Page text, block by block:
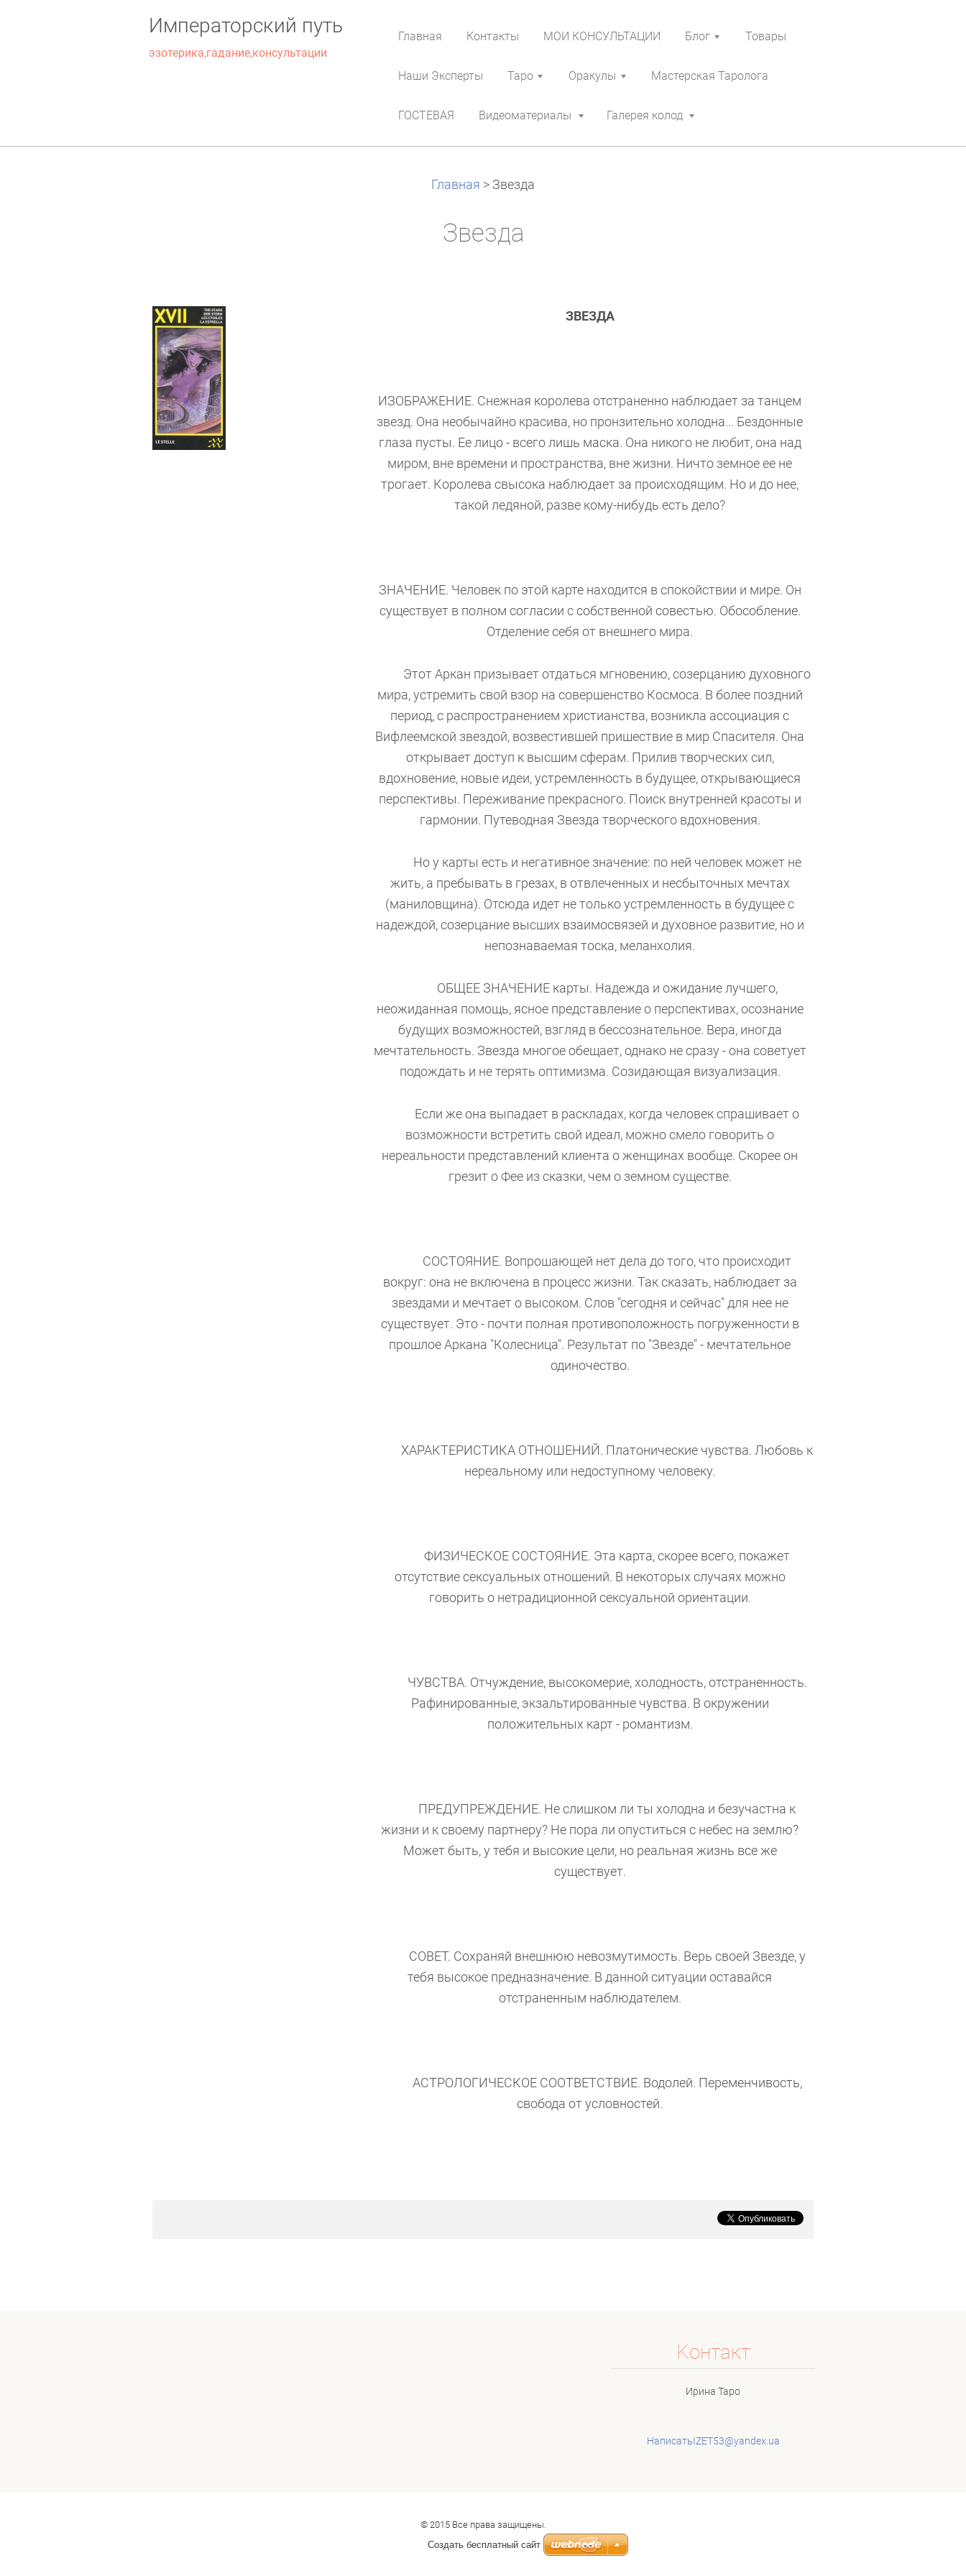
Императорский путь
эзотерика,гадание,консультации
Главная Контакты МОИ КОНСУЛЬТАЦИИ Блог Товары
Наши Эксперты Таро Оракулы Мастерская Таролога
ГОСТЕВАЯ Видеоматериалы Галерея колод
Главная > Звезда
Звезда
ЗВЕЗДА
ИЗОБРАЖЕНИЕ. Снежная королева отстраненно наблюдает за танцем
звезд. Она необычайно красива, но пронзительно холодна... Бездонные
глаза пусты. Ее лицо - всего лишь маска. Она никого не любит, она над
миром, вне времени и пространства, вне жизни. Ничто земное ее не
трогает. Королева свысока наблюдает за происходящим. Но и до нее,
такой ледяной, разве кому-нибудь есть дело?
ЗНАЧЕНИЕ. Человек по этой карте находится в спокойствии и мире. Он
существует в полном согласии с собственной совестью. Обособление.
Отделение себя от внешнего мира.
Этот Аркан призывает отдаться мгновению, созерцанию духовного
мира, устремить свой взор на совершенство Космоса. В более поздний
период, с распространением христианства, возникла ассоциация с
Вифлеемской звездой, возвестившей пришествие в мир Спасителя. Она
открывает доступ к высшим сферам. Прилив творческих сил,
вдохновение, новые идеи, устремленность в будущее, открывающиеся
перспективы. Переживание прекрасного. Поиск внутренней красоты и
гармонии. Путеводная Звезда творческого вдохновения.
Но у карты есть и негативное значение: по ней человек может не
жить, а пребывать в грезах, в отвлеченных и несбыточных мечтах
(маниловщина). Отсюда идет не только устремленность в будущее с
надеждой, созерцание высших взаимосвязей и духовное развитие, но и
непознаваемая тоска, меланхолия.
ОБЩЕЕ ЗНАЧЕНИЕ карты. Надежда и ожидание лучшего,
неожиданная помощь, ясное представление о перспективах, осознание
будущих возможностей, взгляд в бессознательное. Вера, иногда
мечтательность. Звезда многое обещает, однако не сразу - она советует
подождать и не терять оптимизма. Созидающая визуализация.
Если же она выпадает в раскладах, когда человек спрашивает о
возможности встретить свой идеал, можно смело говорить о
нереальности представлений клиента о женщинах вообще. Скорее он
грезит о Фее из сказки, чем о земном существе.
СОСТОЯНИЕ. Вопрошающей нет дела до того, что происходит
вокруг: она не включена в процесс жизни. Так сказать, наблюдает за
звездами и мечтает о высоком. Слов "сегодня и сейчас" для нее не
существует. Это - почти полная противоположность погруженности в
прошлое Аркана "Колесница". Результат по "Звезде" - мечтательное
одиночество.
ХАРАКТЕРИСТИКА ОТНОШЕНИЙ. Платонические чувства. Любовь к
нереальному или недоступному человеку.
ФИЗИЧЕСКОЕ СОСТОЯНИЕ. Эта карта, скорее всего, покажет
отсутствие сексуальных отношений. В некоторых случаях можно
говорить о нетрадиционной сексуальной ориентации.
ЧУВСТВА. Отчуждение, высокомерие, холодность, отстраненность.
Рафинированные, экзальтированные чувства. В окружении
положительных карт - романтизм.
ПРЕДУПРЕЖДЕНИЕ. Не слишком ли ты холодна и безучастна к
жизни и к своему партнеру? Не пора ли опуститься с небес на землю?
Может быть, у тебя и высокие цели, но реальная жизнь все же
существует.
СОВЕТ. Сохраняй внешнюю невозмутимость. Верь своей Звезде, у
тебя высокое предназначение. В данной ситуации оставайся
отстраненным наблюдателем.
АСТРОЛОГИЧЕСКОЕ СООТВЕТСТВИЕ. Водолей. Переменчивость,
свобода от условностей.
Koнтакт
Ирина Таро
НаписатьIZET53@yandex.ua
© 2015 Все права защищены.
Создать бесплатный сайт